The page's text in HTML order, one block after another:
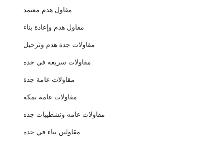
مقاول هدم معتمد
مقاول هدم وإعادة بناء
مقاولات جدة هدم وترحيل
مقاولات سريعه في جده
مقاولات عامة جدة
مقاولات عامه بمكه
مقاولات عامه وتشطيبات جده
مقاولين بناء في جده